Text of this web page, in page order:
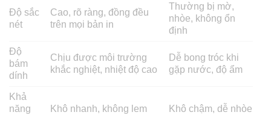
Độ sắc
nét
Cao, rõ ràng, đồng đều
trên mọi bản in
Thường bị mờ,
nhòe, không ổn
định
Độ
bám
dính
Chịu được môi trường
khắc nghiệt, nhiệt độ cao
Dễ bong tróc khi
gặp nước, độ ẩm
Khả
năng
Khô nhanh, không lem Khô chậm, dễ nhòe